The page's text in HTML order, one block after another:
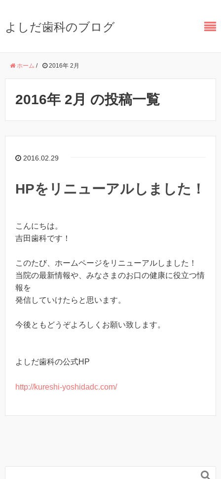
よしだ歯科のブログ
ホーム / 2016年 2月
2016年 2月 の投稿一覧
2016.02.29
HPをリニューアルしました！
こんにちは。
吉田歯科です！
このたび、ホームページをリニューアルしました！
当院の最新情報や、みなさまのお口の健康に役立つ情
報を
発信していけたらと思います。
今後ともどうぞよろしくお願い致します。
よしだ歯科の公式HP
http://kureshi-yoshidadc.com/
